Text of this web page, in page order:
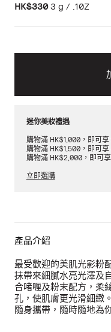
HK$3303 g / .10Z
迷你美妝禮遇
購物滿 HK$1,000，即可享
購物滿 HK$1,500，即可享
購物滿 HK$2,000，即可
立即選購
產品介紹
最受歡迎的美肌光影粉
抺帶來細膩水亮光澤及
合啫喱及粉末配方，柔
孔，使肌膚更光滑細緻
隨身攜帶，隨時隨地為